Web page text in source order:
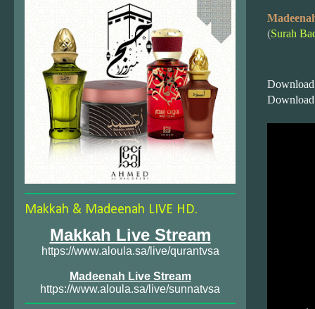
(Surah
Makkah & Madeenah LIVE HD.
Makkah Live Stream
https://www.aloula.sa/live/qurantvsa
Madeenah Live Stream
https://www.aloula.sa/live/sunnatvsa